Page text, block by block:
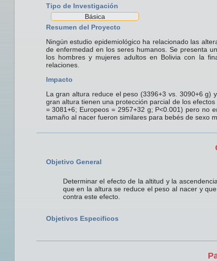
Tipo de Investigación
Básica
Resumen del Proyecto
Ningún estudio epidemiológico ha relacionado las
de enfermedad en los seres humanos. Se presenta
los hombres y mujeres adultos en Bolivia con la
relaciones.
Impacto
La gran altura reduce el peso (3396+3 vs. 3090+6 g)
gran altura tienen una protección parcial de los
= 3081+6; Europeos = 2957+32 g; P<0.001) pero no
tamaño al nacer fueron similares para bebés de sexo
Objetivo General
Determinar el efecto de la altitud y la
que en la altura se reduce el peso al nacer y
contra este efecto.
Objetivos Especificos